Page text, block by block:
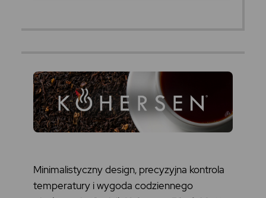
Minimalistyczny design, precyzyjna kontrola
temperatury i wygoda codziennego